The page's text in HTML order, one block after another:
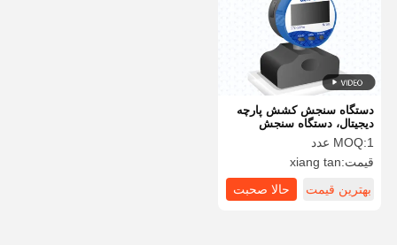
دستگاه سنجش کشش پارچه
دیجیتال، دستگاه سنجش
کشش پیشرفته هوشمند چاپ
سیلک
MOQ:1 عدد
قیمت:xiang tan
بهترین قیمت
حالا صحبت